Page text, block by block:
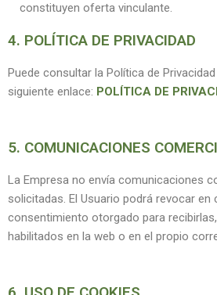
constituyen oferta vinculante.
4. POLÍTICA DE PRIVACIDAD
Puede consultar la Política de
siguiente enlace: POLÍTICA DE
5. COMUNICACIONES
La Empresa no envía comunicaciones
solicitadas. El Usuario podrá revocar en
consentimiento otorgado para
habilitados en la web o en el propio